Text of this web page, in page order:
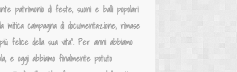
patrimonio di feste, suoni e balli popolari
campagna di documentazione, rimase
felice della sua vita”. Per anni abbiamo
e oggi abbiamo finalmente potuto